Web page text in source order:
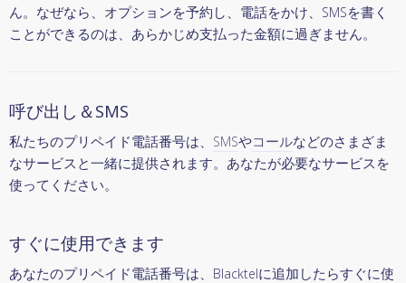
ん。なぜなら、オプションを予約し、電話をかけ、SMSを書く
ことができるのは、あらかじめ支払った金額に過ぎません。
呼び出し＆SMS
私たちのプリペイド電話番号は、 SMSやコールなどのさまざま
なサービスと一緒に提供されます。あなたが必要なサービスを
使ってください。
すぐに使用できます
あなたのプリペイド電話番号は、Blacktelに追加したらすぐに使